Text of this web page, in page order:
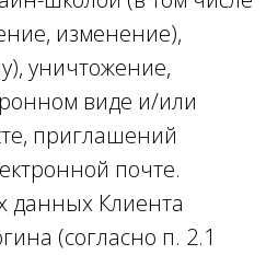
изменение),
уничтожение,
виде и/или
приглашений
почте.
данных Клиента
(согласно п. 2.1